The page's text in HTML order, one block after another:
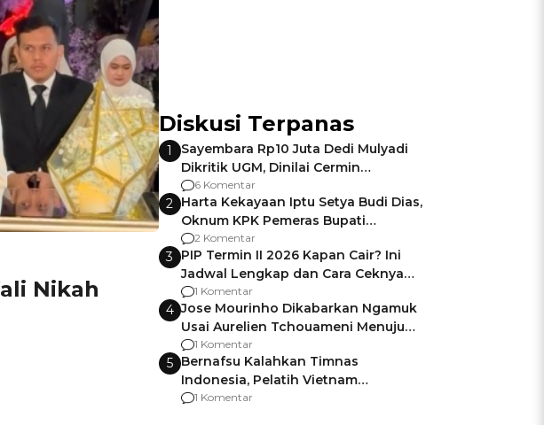
Nikah
Diskusi Terpanas
1
Sayembara Rp10 Juta Dedi Mulyadi
Dikritik UGM, Dinilai Cermin
Gagalnya Negara Jamin Keamanan
6 Komentar
2 Harta Kekayaan Iptu Setya Budi Dias,
Oknum KPK Pemeras Bupati
Pemalang
2 Komentar
3 PIP Termin II 2026 Kapan Cair? Ini
Jadwal Lengkap dan Cara Ceknya
agar Dana Tidak Hangus!
1 Komentar
4 Jose Mourinho Dikabarkan Ngamuk
Usai Aurelien Tchouameni Menuju
Manchester United
1 Komentar
5 Bernafsu Kalahkan Timnas
Indonesia, Pelatih Vietnam
Berencana Pakai Jimat di Pakansari
1 Komentar